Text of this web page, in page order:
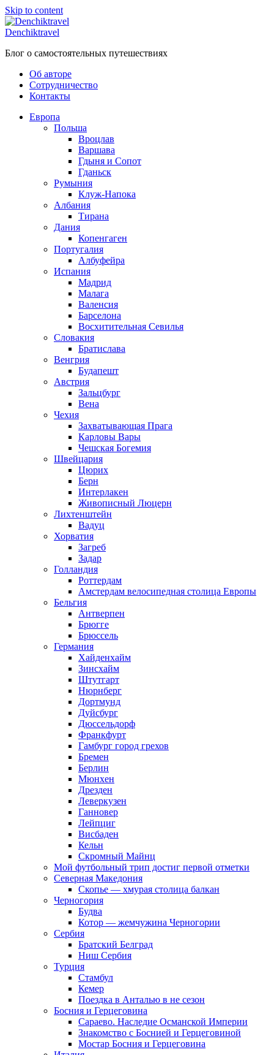
Skip to content
Denchiktravel
Блог о самостоятельных путешествиях
Об авторе
Сотрудничество
Контакты
Европа
Польша
Вроцлав
Варшава
Гдыня и Сопот
Гданьск
Румыния
Клуж-Напока
Албания
Тирана
Дания
Копенгаген
Португалия
Албуфейра
Испания
Мадрид
Малага
Валенсия
Барселона
Восхитительная Севилья
Словакия
Братислава
Венгрия
Будапешт
Австрия
Зальцбург
Вена
Чехия
Захватывающая Прага
Карловы Вары
Чешская Богемия
Швейцария
Цюрих
Берн
Интерлакен
Живописный Люцерн
Лихтенштейн
Вадуц
Хорватия
Загреб
Задар
Голландия
Роттердам
Амстердам велосипедная столица Европы
Бельгия
Антверпен
Брюгге
Брюссель
Германия
Хайденхайм
Зинсхайм
Штутгарт
Нюрнберг
Дортмунд
Дуйсбург
Дюссельдорф
Франкфурт
Гамбург город грехов
Бремен
Берлин
Мюнхен
Дрезден
Леверкузен
Ганновер
Лейпциг
Висбаден
Кельн
Скромный Майнц
Мой футбольный трип достиг первой отметки
Северная Македония
Скопье — хмурая столица балкан
Черногория
Будва
Котор — жемчужина Черногории
Сербия
Братский Белград
Ниш Сербия
Турция
Стамбул
Кемер
Поездка в Анталью в не сезон
Босния и Герцеговина
Сараево. Наследие Османской Империи
Знакомство с Боснией и Герцеговиной
Мостар Босния и Герцеговина